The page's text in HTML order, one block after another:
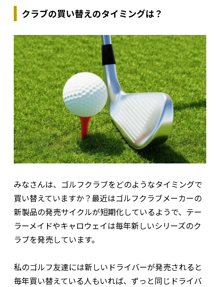
クラブの買い替えのタイミングは？
みなさんは、ゴルフクラブをどのようなタイミングで
買い替えていますか？最近はゴルフクラブメーカーの
新製品の発売サイクルが短期化しているようで、テー
ラーメイドやキャロウェイは毎年新しいシリーズのク
ラブを発売しています。
私のゴルフ友達には新しいドライバーが発売されると
毎年買い替えている人もいれば、ずっと同じドライバ